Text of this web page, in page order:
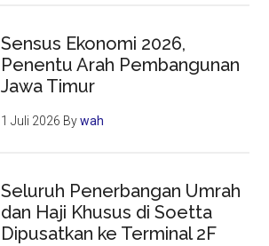
Sensus Ekonomi 2026,
Penentu Arah Pembangunan
Jawa Timur
1 Juli 2026 Bywah
Seluruh Penerbangan Umrah
dan Haji Khusus di Soetta
Dipusatkan ke Terminal 2F